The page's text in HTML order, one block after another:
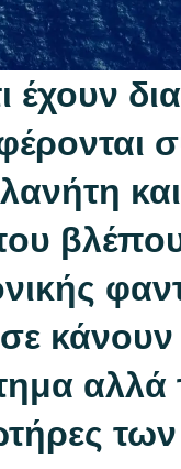
έχουν
και
σε
αλλά